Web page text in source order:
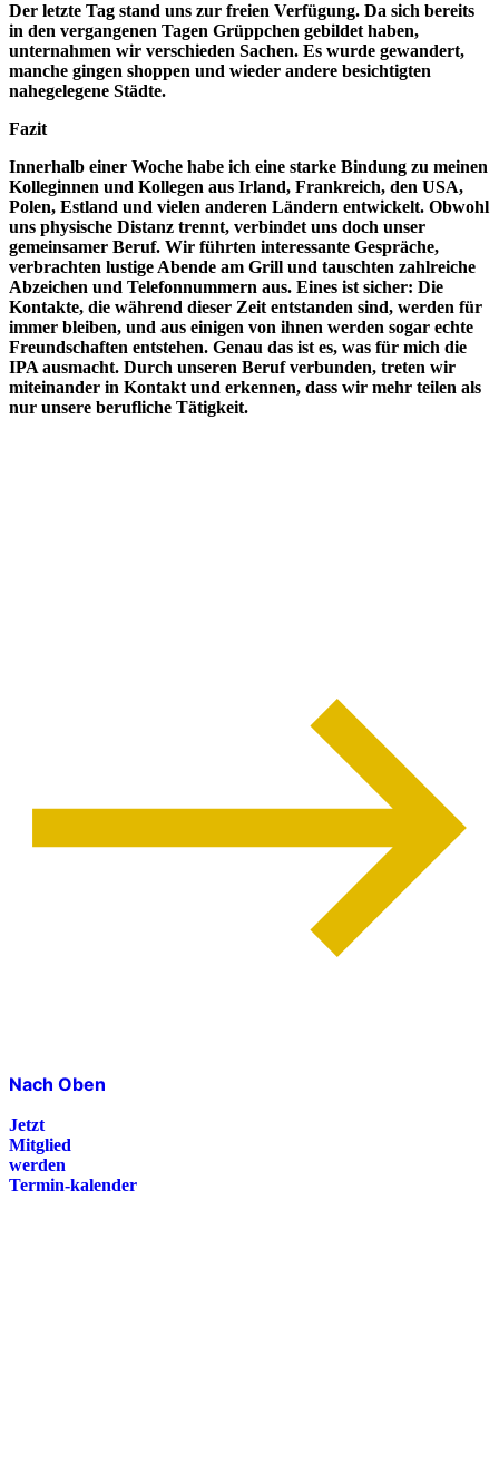
Der letzte Tag stand uns zur freien Verfügung. Da sich bereits
in den vergangenen Tagen Grüppchen gebildet haben,
unternahmen wir verschieden Sachen. Es wurde gewandert,
manche gingen shoppen und wieder andere besichtigten
nahegelegene Städte.
Fazit
Innerhalb einer Woche habe ich eine starke Bindung zu meinen
Kolleginnen und Kollegen aus Irland, Frankreich, den USA,
Polen, Estland und vielen anderen Ländern entwickelt. Obwohl
uns physische Distanz trennt, verbindet uns doch unser
gemeinsamer Beruf. Wir führten interessante Gespräche,
verbrachten lustige Abende am Grill und tauschten zahlreiche
Abzeichen und Telefonnummern aus. Eines ist sicher: Die
Kontakte, die während dieser Zeit entstanden sind, werden für
immer bleiben, und aus einigen von ihnen werden sogar echte
Freundschaften entstehen. Genau das ist es, was für mich die
IPA ausmacht. Durch unseren Beruf verbunden, treten wir
miteinander in Kontakt und erkennen, dass wir mehr teilen als
nur unsere berufliche Tätigkeit.
Nach Oben
Jetzt
Mitglied
werden
Termin-kalender